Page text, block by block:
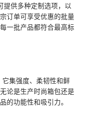
提供多种定制选项，以
订单可享受优惠的批量
一批产品都符合最高标
它集强度、柔韧性和鲜
论是生产时尚箱包还是
的功能性和吸引力。